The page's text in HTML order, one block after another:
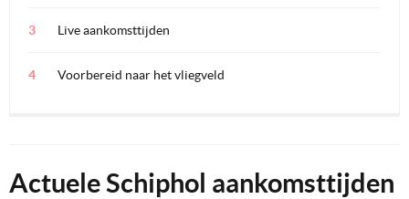
Live aankomsttijden
Voorbereid naar het vliegveld
Actuele Schiphol aankomsttijden